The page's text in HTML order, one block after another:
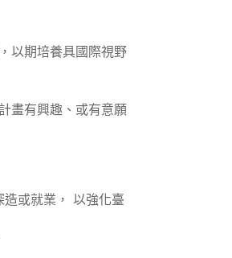
以期培養具國際視野
畫有興趣、或有意願
或就業， 以強化臺